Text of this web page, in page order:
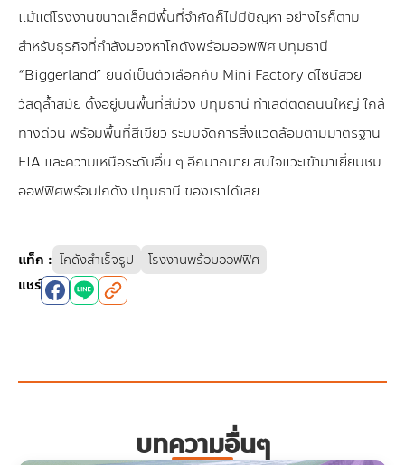
แม้แต่โรงงานขนาดเล็กมีพื้นที่จำกัดก็ไม่มีปัญหา อย่างไรก็ตาม
สำหรับธุรกิจที่กำลังมองหาโกดังพร้อมออฟฟิศ ปทุมธานี
“Biggerland” ยินดีเป็นตัวเลือกกับ Mini Factory ดีไซน์สวย
วัสดุล้ำสมัย ตั้งอยู่บนพื้นที่สีม่วง ปทุมธานี ทำเลดีติดถนนใหญ่ ใกล้
ทางด่วน พร้อมพื้นที่สีเขียว ระบบจัดการสิ่งแวดล้อมตามมาตรฐาน
EIA และความเหนือระดับอื่น ๆ อีกมากมาย สนใจแวะเข้ามาเยี่ยมชม
ออฟฟิศพร้อมโกดัง ปทุมธานี ของเราได้เลย
แท็ก : โกดังสำเร็จรูป
โรงงานพร้อมออฟฟิศ
แชร์
บทความอื่นๆ